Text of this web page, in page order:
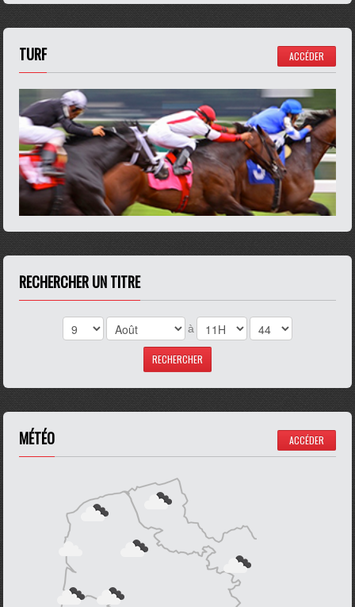
TURF ACCÉDER
RECHERCHER UN TITRE
à
MÉTÉO ACCÉDER